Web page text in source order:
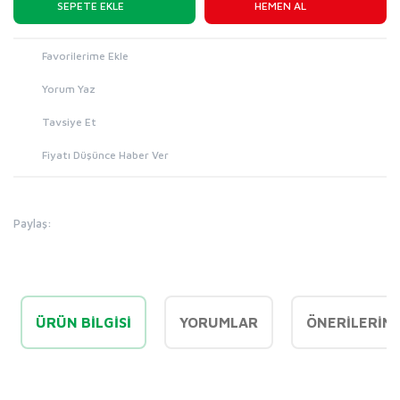
SEPETE EKLE HEMEN AL
Yorum Yaz
Tavsiye Et
Fiyatı Düşünce Haber Ver
Paylaş:
ÜRÜN BILGISI YORUMLAR